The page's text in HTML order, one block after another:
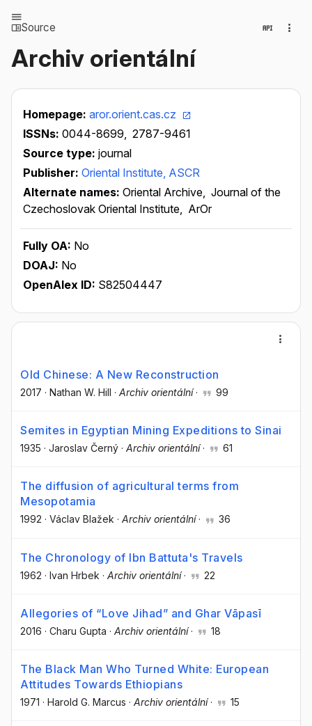
Source
Archiv orientální
Homepage: aror.orient.cas.cz
ISSNs: 0044-8699, 2787-9461
Source type: journal
Publisher: Oriental Institute, ASCR
Alternate names: Oriental Archive, Journal of the
Czechoslovak Oriental Institute, ArOr
Fully OA: No
DOAJ: No
OpenAlex ID: S82504447
Old Chinese: A New Reconstruction
2017 · Nathan W. Hill · Archiv orientální· 99
Semites in Egyptian Mining Expeditions to Sinai
1935 · Jaroslav Černý · Archiv orientální· 61
The diffusion of agricultural terms from
Mesopotamia
1992 · Václav Blažek · Archiv orientální· 36
The Chronology of Ibn Battuta's Travels
1962 · Ivan Hrbek · Archiv orientální· 22
Allegories of “Love Jihad” and Ghar Vāpasī
2016 · Charu Gupta · Archiv orientální· 18
The Black Man Who Turned White: European
Attitudes Towards Ethiopians
1971 · Harold G. Marcus · Archiv orientální· 15